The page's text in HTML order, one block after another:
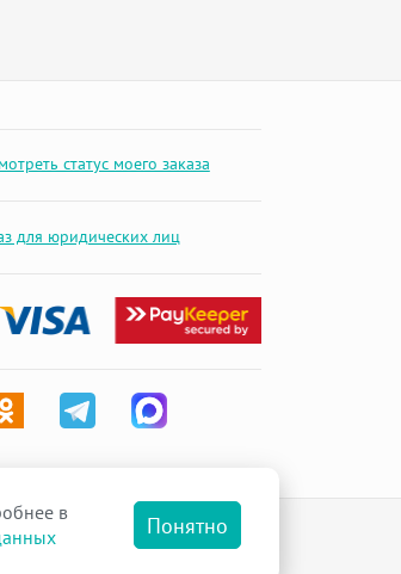
статус моего заказа
для юридических лиц
в
Понятно